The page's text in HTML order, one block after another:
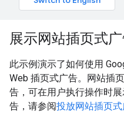
展示网站插页式
此示例演示了如何使用
Web 插页式广告。网站插
告，可在用户执行操作时
告，请参阅投放网站插页